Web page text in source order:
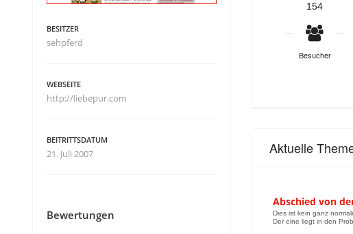
154
Besucher
Aktuelle
Abschied von
Dies ist kein ganz
Der eine liegt in den
BESITZER
sehpferd
WEBSEITE
http://liebepur.com
BEITRITTSDATUM
21. Juli 2007
Bewertungen